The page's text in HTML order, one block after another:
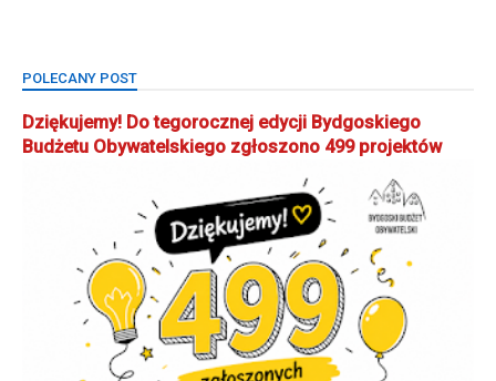
POLECANY POST
Dziękujemy! Do tegorocznej edycji Bydgoskiego
Budżetu Obywatelskiego zgłoszono 499 projektów